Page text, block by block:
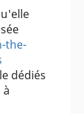
the-
dédiés